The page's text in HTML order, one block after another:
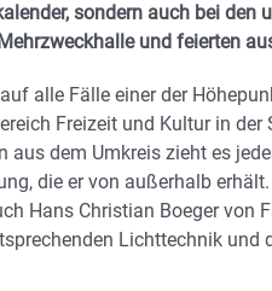
sondern auch bei den
und feierten
alle Fälle einer der
Freizeit und Kultur in
aus dem Umkreis zieht es
die er von außerhalb
Hans Christian Boeger von
Lichttechnik